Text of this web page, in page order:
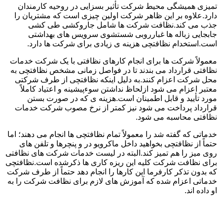
تمیزی همیشگی محیط شرکت تأثیر بسزایی در روحیه کارمندان
دارد.علاوه بر این ظاهر شرکت اولین چیزی است که مشتریان را
جذب می کند.نظافت شرکت ها شامل جاروکشی طی کشی
جابجایی زباله ها غبارروبی شستشوی سرویس های بهداشتی
است.استخدام نظافتچی هزینه ی زیادی برای شرکت ها دارد.
معمولاً شرکت ها برای انجام کارهای نظافتی با یک شرکت خدمات
نظافتی قرارداد می بندند تا در فواصل زمانی مشخص نظافتچی به
محل شرکت اعزام کنند.به دلیل اینکه نظافتچی از طرف شرکتی
معتبر اعزام می شود ازلحاظ نداشتن سوءپیشینه و اعتیاد کاملاً
مورد تأیید و قابل اطمینان است.هزینه ی که در صورت بستن
قرارداد پرداخت می شود نیز کمتر از نرخ مصوب شرکت خدمات
نظافتی محاسبه می شود.
خدماتی که گفته شد را معمولاً تمام نظافتچی ها انجام می دهند؛ اما
حتماً از نظافتچی بخواهید داخل ماکرویو در و پنچرها و تلفن های
روی میز را هم تمیز کند.البته در لیست خدمات شرکت های نظافتی
برای نظافت شرکت کلیه این ریزه کاری ها ذکرشده است.نظافتچی
که بدون تذکر کارفرما این کارها را انجام دهد حتماً از طرف شرکت
خدماتی اعزام شده که آموزش های لازم برای نظافت شرکت را به
او داده اند.